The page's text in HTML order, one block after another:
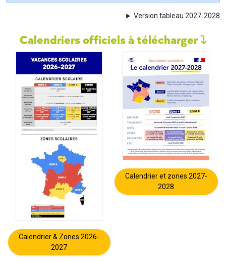
Version tableau 2027-2028
Calendriers officiels à télécharger
Calendrier & Zones 2026-
2027
Calendrier et zones 2027-
2028